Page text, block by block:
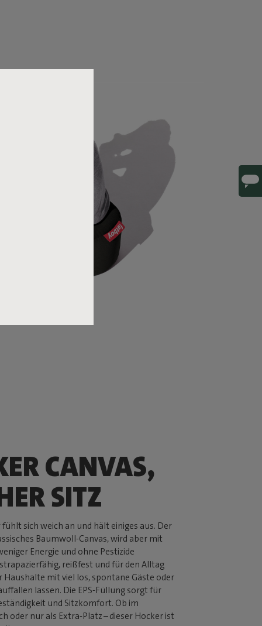
CANVAS,
SITZ
sich weich an und hält einiges aus. Der
Baumwoll-Canvas, wird aber mit
Energie und ohne Pestizide
reißfest und für den Alltag
Haushalte mit viel los, spontane Gäste oder
lassen. Die EPS-Füllung sorgt für
und Sitzkomfort. Ob im
oder nur als Extra-Platz – dieser Hocker ist